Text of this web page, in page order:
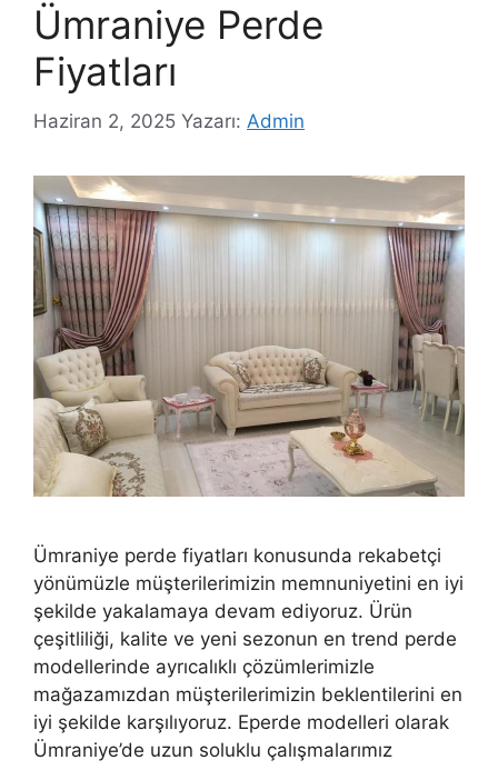
Ümraniye Perde
Fiyatları
Haziran 2, 2025 Yazarı: Admin
Ümraniye perde fiyatları konusunda rekabetçi
yönümüzle müşterilerimizin memnuniyetini en iyi
şekilde yakalamaya devam ediyoruz. Ürün
çeşitliliği, kalite ve yeni sezonun en trend perde
modellerinde ayrıcalıklı çözümlerimizle
mağazamızdan müşterilerimizin beklentilerini en
iyi şekilde karşılıyoruz. Eperde modelleri olarak
Ümraniye’de uzun soluklu çalışmalarımız